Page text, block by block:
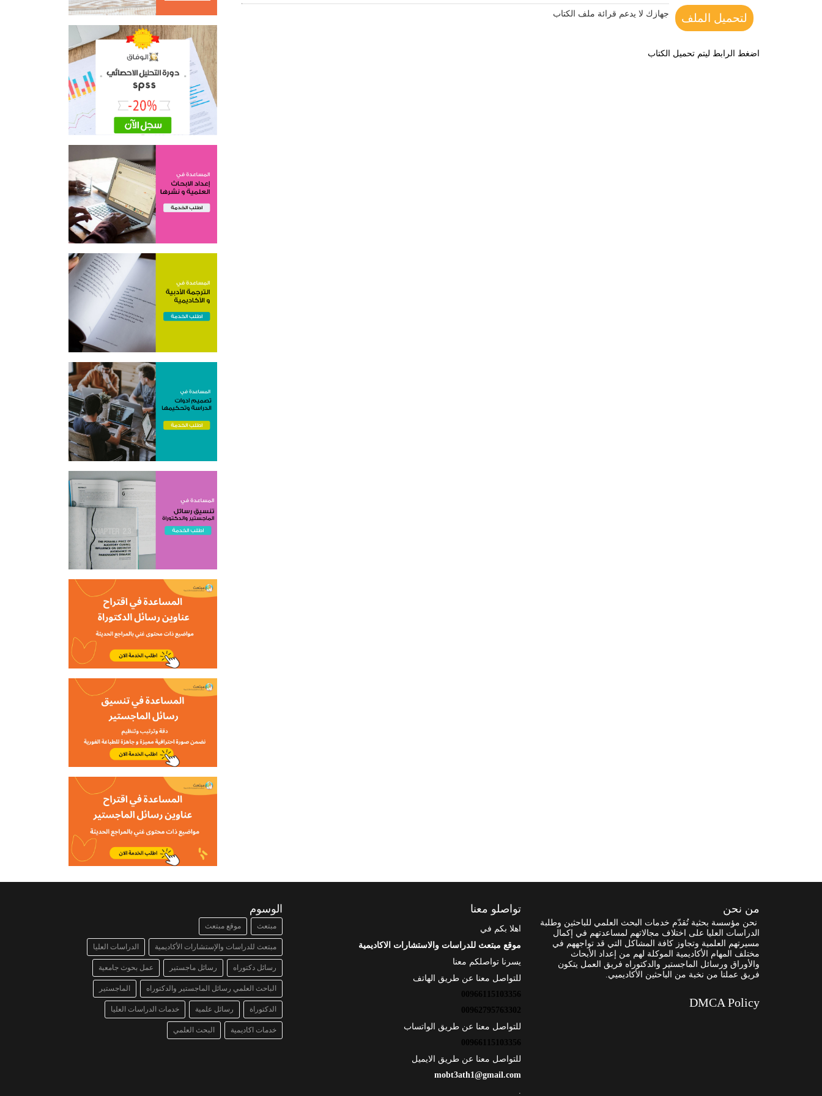
لتحميل الملف جهازك لا يدعم قرائة ملف الكتاب
اضغط الرابط ليتم تحميل الكتاب
من نحن
نحن مؤسسة بحثية تُقدّم خدمات البحث العلمي للباحثين وطلبة
الدراسات العليا على اختلاف مجالاتهم لمساعدتهم في إكمال
مسيرتهم العلمية وتجاوز كافة المشاكل التي قد تواجههم في
مختلف المهام الأكاديمية الموكلة لهم من إعداد الأبحاث
والأوراق ورسائل الماجستير والدكتوراه فريق العمل يتكون
فريق عملنا من نخبة من الباحثين الأكاديميي.
DMCA Policy
تواصلو معنا
اهلا بكم في
موقع مبتعث للدراسات والاستشارات الاكاديمية
يسرنا تواصلكم معنا
للتواصل معنا عن طريق الهاتف
00966115103356
00962795763302
للتواصل معنا عن طريق الواتساب
00966115103356
للتواصل معنا عن طريق الايميل
mobt3ath1@gmail.com
الوسوم
مبتعث موقع مبتعث
مبتعث للدراسات والإستشارات الأكاديمية الدراسات العليا
رسائل دكتوراه رسائل ماجستير عمل بحوث جامعية
الباحث العلمي رسائل الماجستير والدكتوراه الماجستير
الدكتوراة رسائل علمية خدمات الدراسات العليا
خدمات اكاديمية البحث العلمي